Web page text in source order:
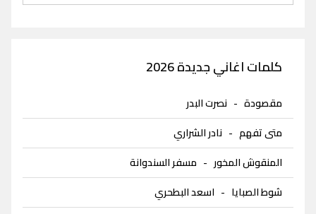
كلمات اغاني جديدة 2026
مقصودة - نصرت البدر
متى تفهم - نادر الشراري
المنقوش المخور- مسفر السندوانة
شوط الصبايا - اسعد البطحري